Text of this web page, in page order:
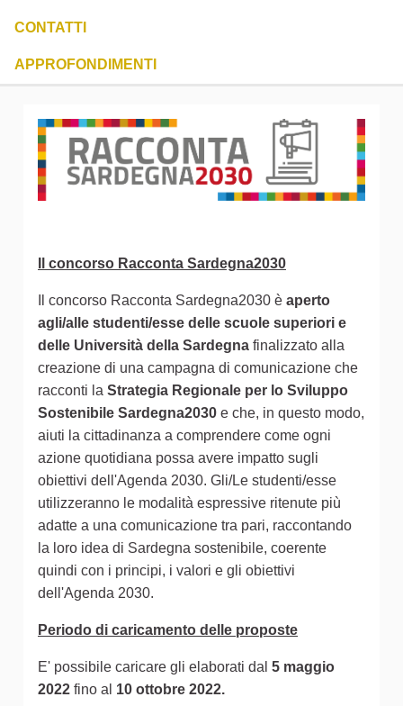
CONTATTI
APPROFONDIMENTI
Il concorso Racconta Sardegna2030
Il concorso Racconta Sardegna2030 è aperto
agli/alle studenti/esse delle scuole superiori e
delle Università della Sardegna finalizzato alla
creazione di una campagna di comunicazione che
racconti la Strategia Regionale per lo Sviluppo
Sostenibile Sardegna2030 e che, in questo modo,
aiuti la cittadinanza a comprendere come ogni
azione quotidiana possa avere impatto sugli
obiettivi dell'Agenda 2030. Gli/Le studenti/esse
utilizzeranno le modalità espressive ritenute più
adatte a una comunicazione tra pari, raccontando
la loro idea di Sardegna sostenibile, coerente
quindi con i principi, i valori e gli obiettivi
dell'Agenda 2030.
Periodo di caricamento delle proposte
E' possibile caricare gli elaborati dal 5 maggio
2022 fino al 10 ottobre 2022.